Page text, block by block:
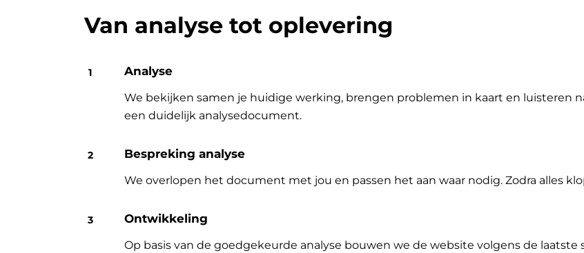
Van analyse tot oplevering
Analyse
We bekijken samen je huidige werking, brengen problemen in kaart en luisteren
een duidelijk analysedocument.
Bespreking analyse
We overlopen het document met jou en passen het aan waar nodig. Zodra alles
Ontwikkeling
Op basis van de goedgekeurde analyse bouwen we de website volgens de laatste